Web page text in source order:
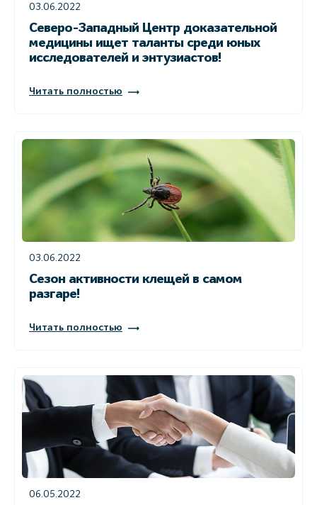
03.06.2022
Северо-Западный Центр доказательной
медицины ищет таланты среди юных
исследователей и энтузиастов!
Читать полностью
03.06.2022
Сезон активности клещей в самом
разгаре!
Читать полностью
06.05.2022